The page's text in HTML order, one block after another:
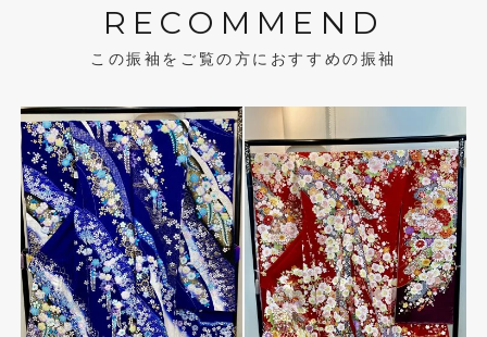
RECOMMEND
この振袖をご覧の方におすすめの振袖